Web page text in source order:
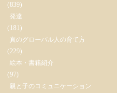
(839)
発達
(181)
真のグローバル人の育て方
(229)
絵本・書籍紹介
(97)
親と子のコミュニケーション